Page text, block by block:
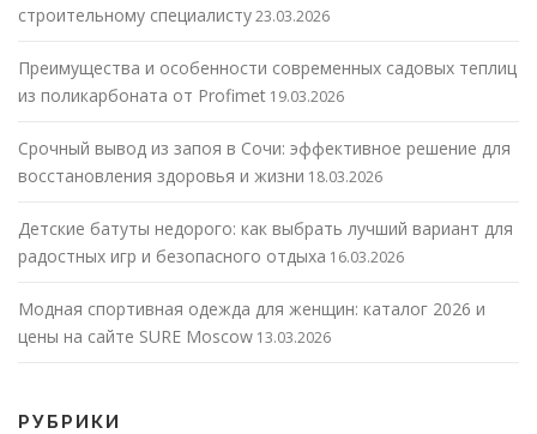
строительному специалисту23.03.2026
Преимущества и особенности современных садовых теплиц
из поликарбоната от Profimet 19.03.2026
Срочный вывод из запоя в Сочи: эффективное решение для
восстановления здоровья и жизни 18.03.2026
Детские батуты недорого: как выбрать лучший вариант для
радостных игр и безопасного отдыха 16.03.2026
Модная спортивная одежда для женщин: каталог 2026 и
цены на сайте SURE Moscow 13.03.2026
РУБРИКИ